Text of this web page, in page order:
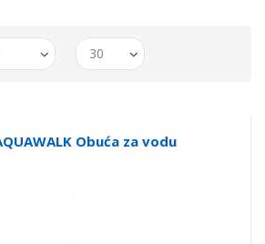
30
Obuća za vodu